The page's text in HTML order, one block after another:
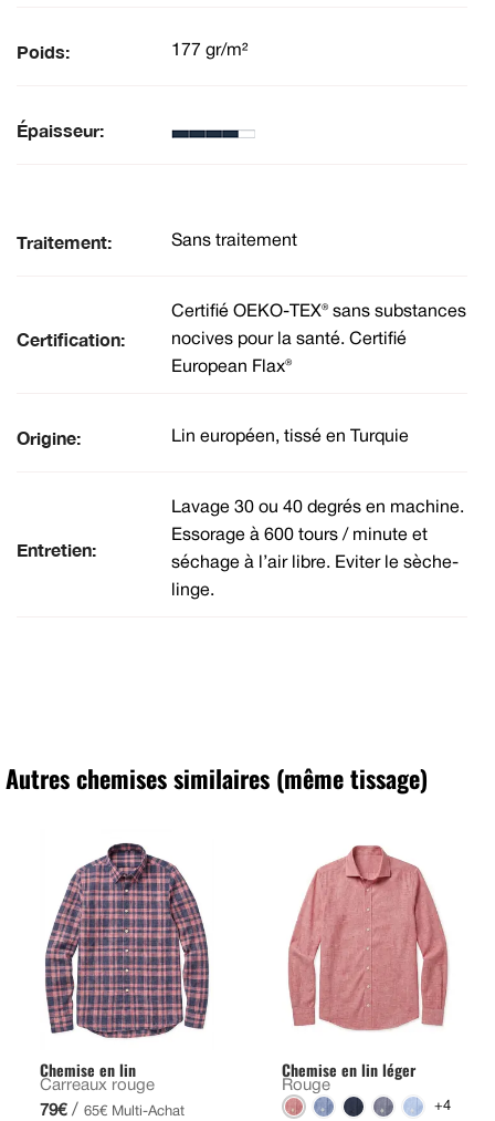
Poids: 177 gr/m²
Épaisseur:
Traitement: Sans traitement
Certification:
Certifié OEKO-TEX® sans substances
nocives pour la santé. Certifié
European Flax®
Origine: Lin européen, tissé en Turquie
Entretien:
Lavage 30 ou 40 degrés en machine.
Essorage à 600 tours / minute et
séchage à l’air libre. Eviter le sèche-
linge.
Autres chemises similaires (même tissage)
Chemise en lin
Carreaux rouge
79€ / 65€ Multi-Achat
Chemise en lin léger
Rouge
+4